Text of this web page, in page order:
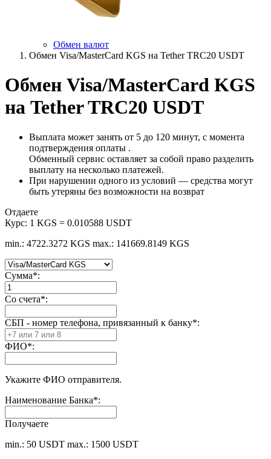
Обмен валют
Обмен Visa/MasterCard KGS на Tether TRC20 USDT
Обмен Visa/MasterCard KGS
на Tether TRC20 USDT
Выплата может занять от 5 до 120 минут, с момента
подтверждения оплаты .
Обменный сервис оставляет за собой право разделить
выплату на несколько платежей.
При нарушении одного из условий — средства могут
быть утеряны без возможности на возврат
Отдаете
Курс: 1 KGS = 0.010588 USDT
min.: 4722.3272 KGS max.: 141669.8149 KGS
Сумма*:
Со счета*:
СБП - номер телефона, привязанный к банку*:
ФИО*:
Укажите ФИО отправителя.
Наименование Банка*:
Получаете
min.: 50 USDT max.: 1500 USDT